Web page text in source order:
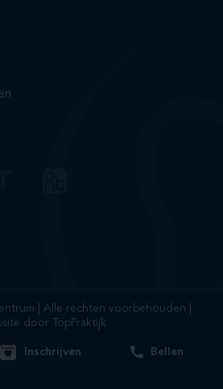
| Alle rechten voorbehouden |
door
TopPraktijk
Inschrijven Bellen